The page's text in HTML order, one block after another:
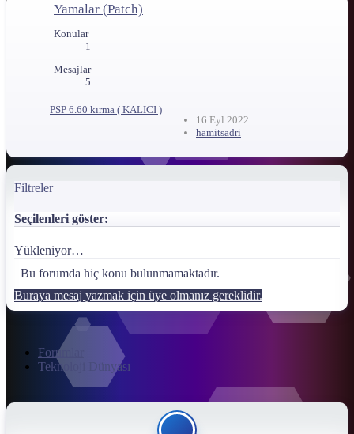
Yamalar (Patch)
Konular
1
Mesajlar
5
PSP 6.60 kırma ( KALICI )
16 Eyl 2022
hamitsadri
Filtreler
Seçilenleri göster:
Yükleniyor…
Bu forumda hiç konu bulunmamaktadır.
Buraya mesaj yazmak için üye olmanız gereklidir.
Forumlar
Teknoloji Dünyası